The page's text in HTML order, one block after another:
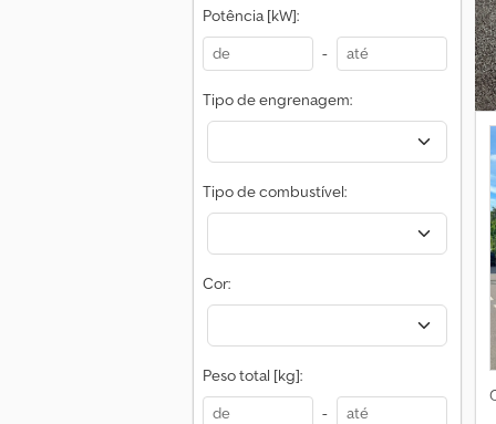
Potência [kW]:
-
Tipo de engrenagem:
Tipo de combustível:
Cor:
Peso total [kg]:
-